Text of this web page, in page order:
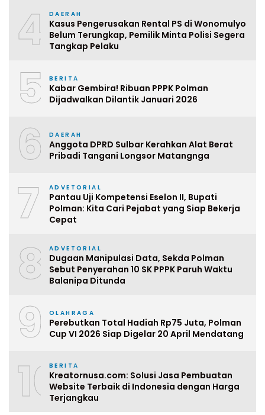
4 DAERAH
Kasus Pengerusakan Rental PS di Wonomulyo
Belum Terungkap, Pemilik Minta Polisi Segera
Tangkap Pelaku
5 BERITA
Kabar Gembira! Ribuan PPPK Polman
Dijadwalkan Dilantik Januari 2026
6 DAERAH
Anggota DPRD Sulbar Kerahkan Alat Berat
Pribadi Tangani Longsor Matangnga
7 ADVETORIAL
Pantau Uji Kompetensi Eselon II, Bupati
Polman: Kita Cari Pejabat yang Siap Bekerja
Cepat
8 ADVETORIAL
Dugaan Manipulasi Data, Sekda Polman
Sebut Penyerahan 10 SK PPPK Paruh Waktu
Balanipa Ditunda
9 OLAHRAGA
Perebutkan Total Hadiah Rp75 Juta, Polman
Cup VI 2026 Siap Digelar 20 April Mendatang
10BERITA
Kreatornusa.com: Solusi Jasa Pembuatan
Website Terbaik di Indonesia dengan Harga
Terjangkau